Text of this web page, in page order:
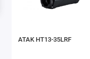
ATAK HT13-35LRF